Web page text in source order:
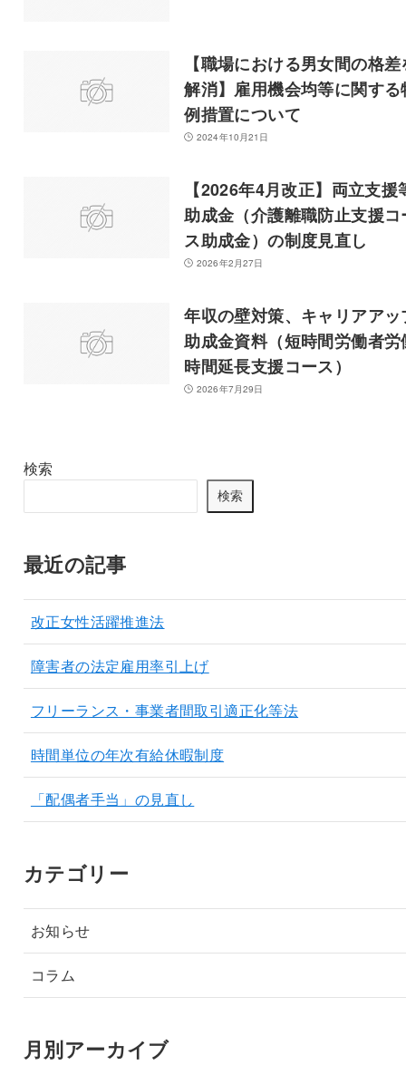
【職場における男女間の格差
解消】雇用機会均等に関する
例措置について
2024年10月21日
【2026年4月改正】両立支援
助成金（介護離職防止支援コ
ス助成金）の制度見直し
2026年2月27日
年収の壁対策、キャリアアッ
助成金資料（短時間労働者労
時間延長支援コース）
2026年7月29日
検索
検索
最近の記事
改正女性活躍推進法
障害者の法定雇用率引上げ
フリーランス・事業者間取引適正化等法
時間単位の年次有給休暇制度
「配偶者手当」の見直し
カテゴリー
お知らせ
コラム
月別アーカイブ